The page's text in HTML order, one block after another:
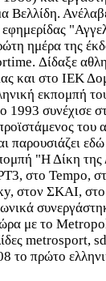
Βελλίδη.
ημέρα της
Δίδαξε
και στο ΙΕΚ
εκπομπή
1993 συνέχισε
του
παρουσιάζει
"Η Δίκη
στο Tempo,
στον ΣΚΑΙ, στο
με το
metrosport,
το πρώτο